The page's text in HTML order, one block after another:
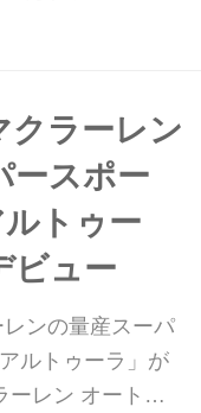
、ちょっとだけ
クラーレン
ースポー
トゥー
ビュー
レンの量産スーパ
ルトゥーラ」が
ーレン オートモ